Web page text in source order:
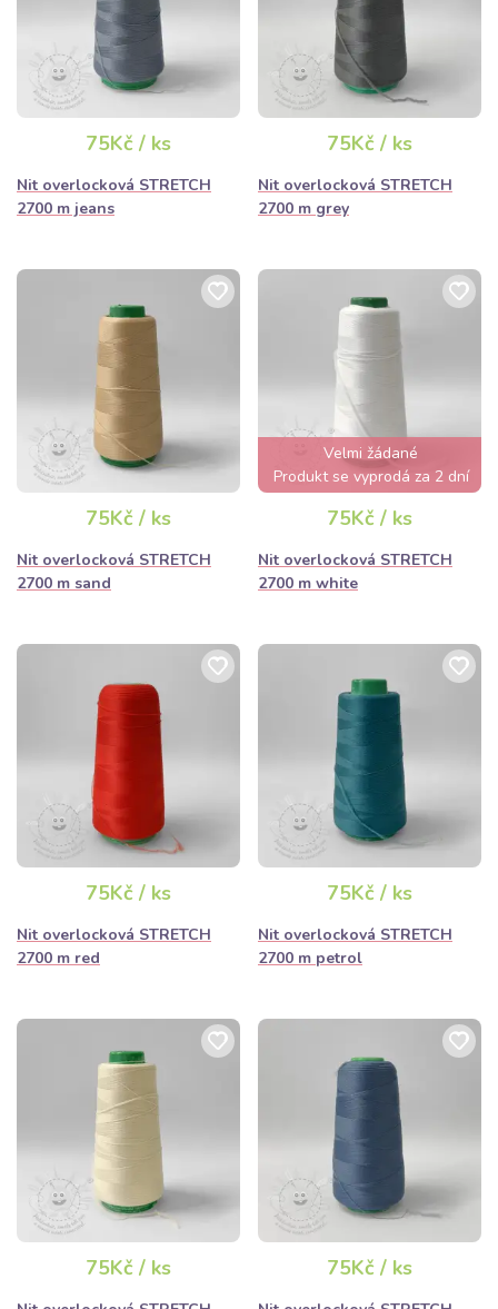
75Kč / ks
Nit overlocková STRETCH
2700 m jeans
75Kč / ks
Nit overlocková STRETCH
2700 m grey
75Kč / ks
Nit overlocková STRETCH
2700 m sand
Velmi žádané
Produkt se vyprodá za 2 dní
75Kč / ks
Nit overlocková STRETCH
2700 m white
75Kč / ks
Nit overlocková STRETCH
2700 m red
75Kč / ks
Nit overlocková STRETCH
2700 m petrol
75Kč / ks 75Kč / ks